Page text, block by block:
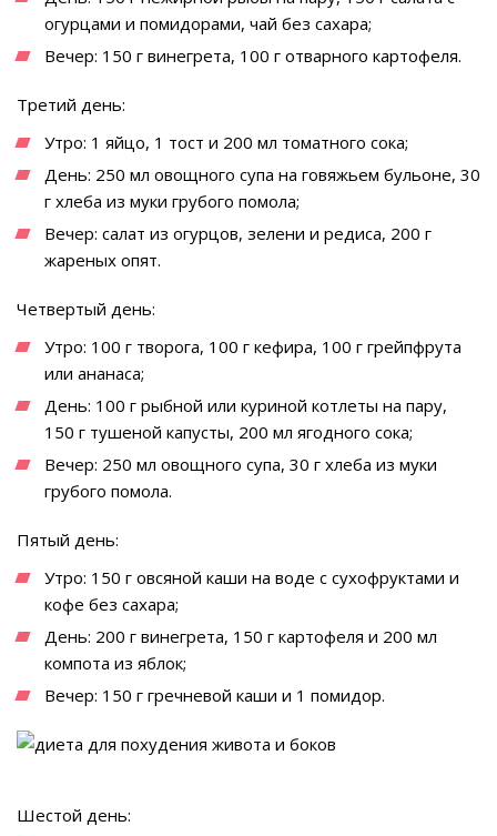
огурцами и помидорами, чай без сахара;
Вечер: 150 г винегрета, 100 г отварного картофеля.
Третий день:
Утро: 1 яйцо, 1 тост и 200 мл томатного сока;
День: 250 мл овощного супа на говяжьем бульоне, 30
г хлеба из муки грубого помола;
Вечер: салат из огурцов, зелени и редиса, 200 г
жареных опят.
Четвертый день:
Утро: 100 г творога, 100 г кефира, 100 г грейпфрута
или ананаса;
День: 100 г рыбной или куриной котлеты на пару,
150 г тушеной капусты, 200 мл ягодного сока;
Вечер: 250 мл овощного супа, 30 г хлеба из муки
грубого помола.
Пятый день:
Утро: 150 г овсяной каши на воде с сухофруктами и
кофе без сахара;
День: 200 г винегрета, 150 г картофеля и 200 мл
компота из яблок;
Вечер: 150 г гречневой каши и 1 помидор.
Шестой день: